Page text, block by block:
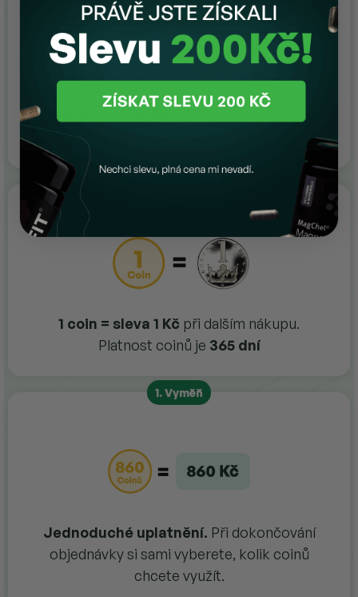
Za každých
1 coin = sleva 1 Kč při dalším nákupu.
Platnost coinů je 365 dní
1. Vyměň
Jednoduché uplatnění. Při dokončování
objednávky si sami vyberete, kolik coinů
chcete využít.